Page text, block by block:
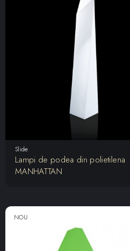
Slide
Lampi de podea din polietilena
MANHATTAN
NOU